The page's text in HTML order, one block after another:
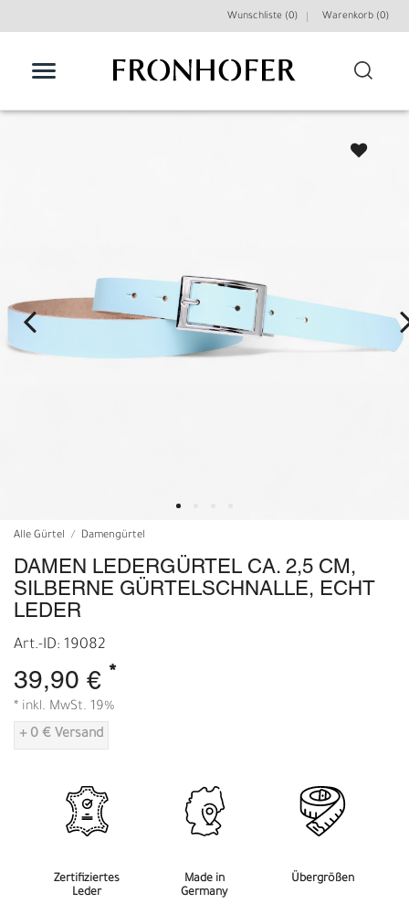
Wunschliste (0) Warenkorb (0)
Alle Gürtel Damengürtel
DAMEN LEDERGÜRTEL CA. 2,5 CM,
SILBERNE GÜRTELSCHNALLE, ECHT
LEDER
Art.-ID: 19082
39,90 € *
* inkl. MwSt. 19%
+ 0 € Versand
Zertifiziertes
Leder
Made in
Germany
Übergrößen